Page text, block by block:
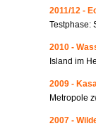
2011/12 -
Testphase:
2010 -
Island im
2009 -
Metropole
2007 -